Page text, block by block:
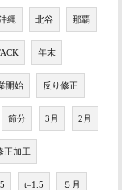
縄 北谷 那覇
年末
開始 反り修正
節分 3月 2月
正加工
t=1.5 ５月